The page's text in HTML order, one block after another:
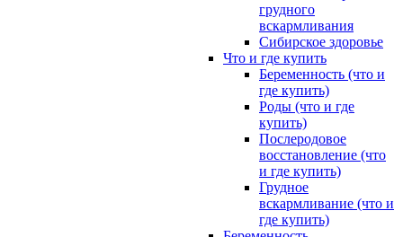
грудного
вскармливания
Сибирское здоровье
Что и где купить
Беременность (что и
где купить)
Роды (что и где
купить)
Послеродовое
восстановление (что
и где купить)
Грудное
вскармливание (что и
где купить)